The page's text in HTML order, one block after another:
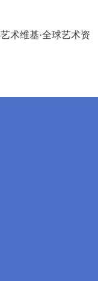
艺术维基·全球艺术资